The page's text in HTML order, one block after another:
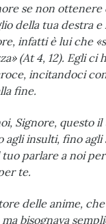
se non
della tua destra
infatti è lui che
(At 4, 12). Egli
incitandoci
fine.
Signore, questo
agli insulti, fino
parlare a noi
te.
delle anime,
bisognava